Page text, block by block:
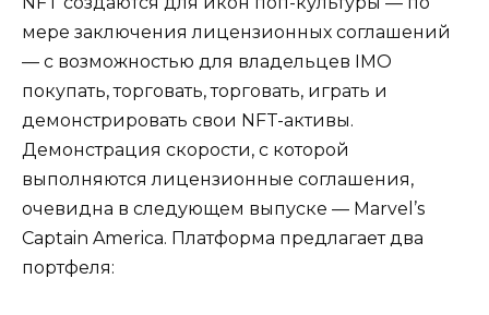
мере заключения лицензионных соглашений
— с возможностью для владельцев IMO
покупать, торговать, торговать, играть и
демонстрировать свои NFT-активы.
Демонстрация скорости, с которой
выполняются лицензионные соглашения,
очевидна в следующем выпуске — Marvel’s
Captain America. Платформа предлагает два
портфеля: